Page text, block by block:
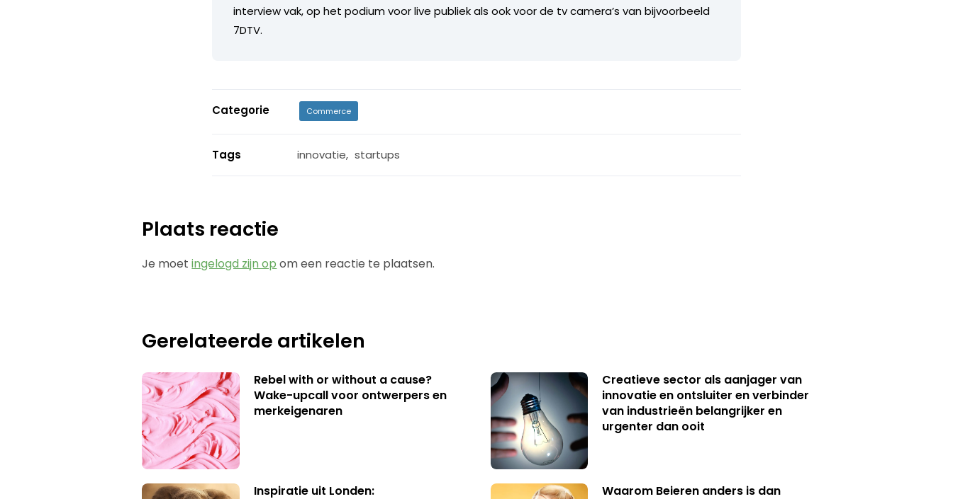
interview vak, op het podium voor live publiek als ook voor de tv camera’s van bijvoorbeeld
7DTV.
Categorie Commerce
Tags innovatie, startups
Plaats reactie
Je moetingelogd zijn op om een reactie te plaatsen.
Gerelateerde artikelen
Rebel with or without a cause?
Wake-upcall voor ontwerpers en
merkeigenaren
Creatieve sector als aanjager van
innovatie en ontsluiter en verbinder
van industrieën belangrijker en
urgenter dan ooit
Inspiratie uit Londen:
Waarom Beieren anders is dan